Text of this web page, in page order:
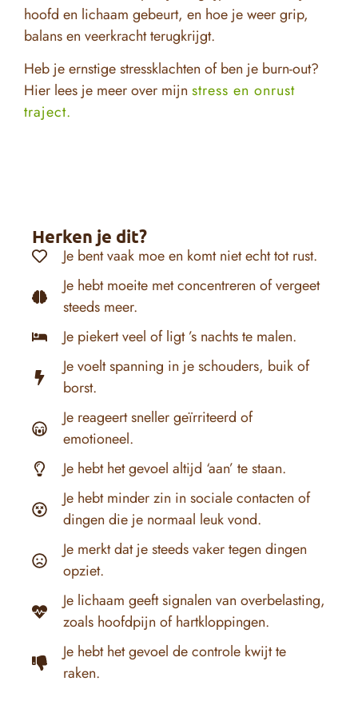
hoofd en lichaam gebeurt, en hoe je weer grip,
balans en veerkracht terugkrijgt.
Heb je ernstige stressklachten of ben je burn-out?
Hier lees je meer over mijn stress en onrust
traject.
Herken je dit?
Je bent vaak moe en komt niet echt tot rust.
Je hebt moeite met concentreren of vergeet
steeds meer.
Je piekert veel of ligt ’s nachts te malen.
Je voelt spanning in je schouders, buik of
borst.
Je reageert sneller geïrriteerd of
emotioneel.
Je hebt het gevoel altijd ‘aan’ te staan.
Je hebt minder zin in sociale contacten of
dingen die je normaal leuk vond.
Je merkt dat je steeds vaker tegen dingen
opziet.
Je lichaam geeft signalen van overbelasting,
zoals hoofdpijn of hartkloppingen.
Je hebt het gevoel de controle kwijt te
raken.